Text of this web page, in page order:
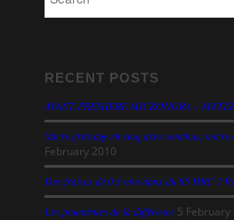
RECENT POSTS
AVANT-PREMIERE MICRONORA –
Micro-fraisage en cinq axes continus,
February 2010
Des fraises de 0,1 mm dans du 65 HRC ?
Les pounièmes de la différence 5 February